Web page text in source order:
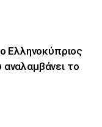
Ελληνοκύπριος
το